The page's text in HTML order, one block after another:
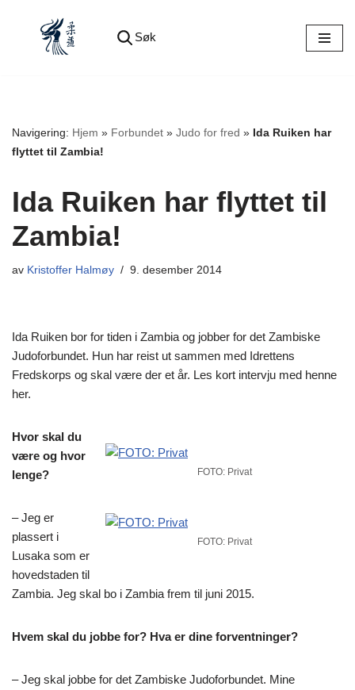
Søk
Navigering: Hjem » Forbundet » Judo for fred » Ida Ruiken har
flyttet til Zambia!
Ida Ruiken har flyttet til
Zambia!
av Kristoffer Halmøy 9. desember 2014
Ida Ruiken bor for tiden i Zambia og jobber for det Zambiske
Judoforbundet. Hun har reist ut sammen med Idrettens
Fredskorps og skal være der et år. Les kort intervju med henne
her.
FOTO: Privat
FOTO: Privat
Hvor skal du
være og hvor
lenge?
– Jeg er
plassert i
Lusaka som er
hovedstaden til
Zambia. Jeg skal bo i Zambia frem til juni 2015.
Hvem skal du jobbe for? Hva er dine forventninger?
– Jeg skal jobbe for det Zambiske Judoforbundet. Mine